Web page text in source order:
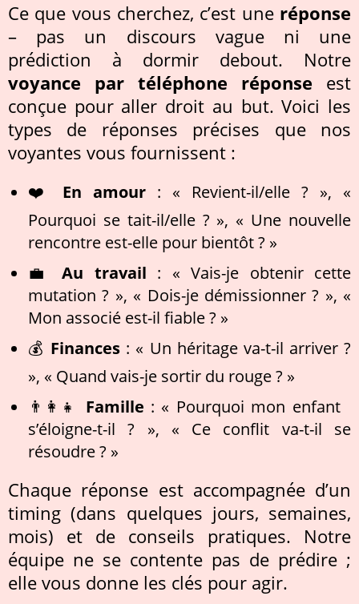
Ce que vous cherchez, c’est une réponse
– pas un discours vague ni une
prédiction à dormir debout. Notre
voyance par téléphone réponse est
conçue pour aller droit au but. Voici les
types de réponses précises que nos
voyantes vous fournissent :
❤️ En amour : « Revient-il/elle ? », «
Pourquoi se tait-il/elle ? », « Une nouvelle
rencontre est-elle pour bientôt ? »
💼 Au travail : « Vais-je obtenir cette
mutation ? », « Dois-je démissionner ? », «
Mon associé est-il fiable ? »
💰 Finances : « Un héritage va-t-il arriver ?
», « Quand vais-je sortir du rouge ? »
👨‍👩‍👧 Famille : « Pourquoi mon enfant
s’éloigne-t-il ? », « Ce conflit va-t-il se
résoudre ? »
Chaque réponse est accompagnée d’un
timing (dans quelques jours, semaines,
mois) et de conseils pratiques. Notre
équipe ne se contente pas de prédire ;
elle vous donne les clés pour agir.